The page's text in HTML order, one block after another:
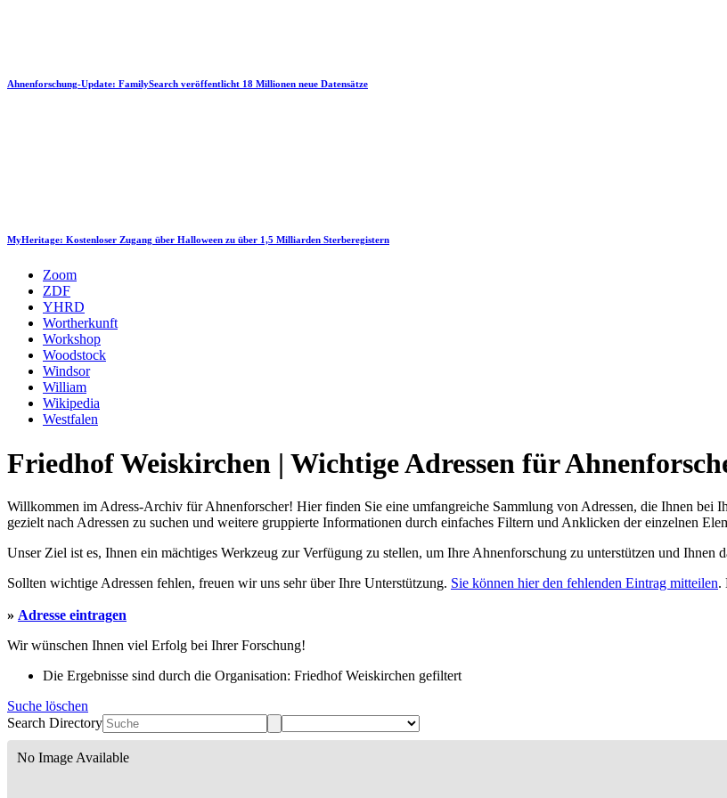
Ahnenforschung-Update: FamilySearch veröffentlicht 18 Millionen neue Datensätze
MyHeritage: Kostenloser Zugang über Halloween zu über 1,5 Milliarden Sterberegistern
Zoom
ZDF
YHRD
Wortherkunft
Workshop
Woodstock
Windsor
William
Wikipedia
Westfalen
Friedhof Weiskirchen | Wichtige Adressen für
Willkommen im Adress-Archiv für Ahnenforscher! Hier finden Sie eine umfangreiche Sammlung von Adressen, die Ihnen bei
gezielt nach Adressen zu suchen und weitere gruppierte Informationen durch einfaches Filtern und Anklicken der einzelnen
Unser Ziel ist es, Ihnen ein mächtiges Werkzeug zur Verfügung zu stellen, um Ihre Ahnenforschung zu unterstützen und Ihnen
Sollten wichtige Adressen fehlen, freuen wir uns sehr über Ihre Unterstützung. Sie können hier den fehlenden Eintrag mitteilen.
» Adresse eintragen
Wir wünschen Ihnen viel Erfolg bei Ihrer Forschung!
Die Ergebnisse sind durch die Organisation: Friedhof Weiskirchen gefiltert
Suche löschen
Search Directory
No Image Available